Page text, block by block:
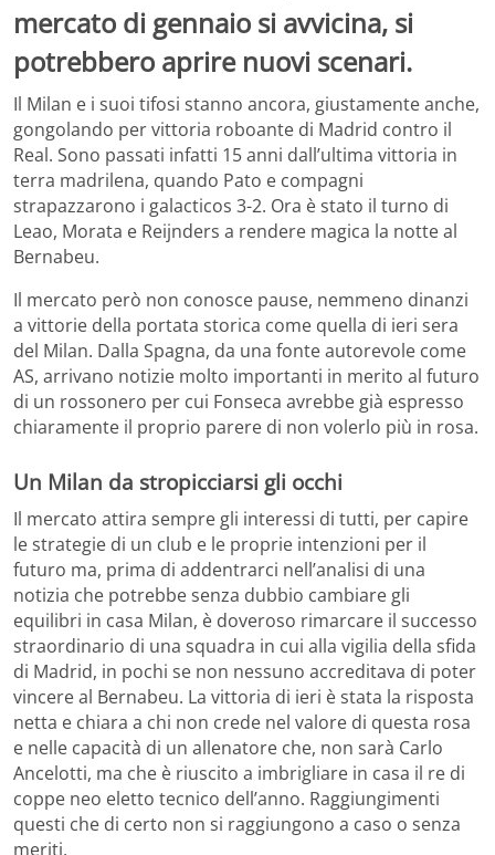
mercato di gennaio si avvicina, si
potrebbero aprire nuovi scenari.
Il Milan e i suoi tifosi stanno ancora, giustamente anche,
gongolando per vittoria roboante di Madrid contro il
Real. Sono passati infatti 15 anni dall’ultima vittoria in
terra madrilena, quando Pato e compagni
strapazzarono i galacticos 3-2. Ora è stato il turno di
Leao, Morata e Reijnders a rendere magica la notte al
Bernabeu.
Il mercato però non conosce pause, nemmeno dinanzi
a vittorie della portata storica come quella di ieri sera
del Milan. Dalla Spagna, da una fonte autorevole come
AS, arrivano notizie molto importanti in merito al futuro
di un rossonero per cui Fonseca avrebbe già espresso
chiaramente il proprio parere di non volerlo più in rosa.
Un Milan da stropicciarsi gli occhi
Il mercato attira sempre gli interessi di tutti, per capire
le strategie di un club e le proprie intenzioni per il
futuro ma, prima di addentrarci nell’analisi di una
notizia che potrebbe senza dubbio cambiare gli
equilibri in casa Milan, è doveroso rimarcare il successo
straordinario di una squadra in cui alla vigilia della sfida
di Madrid, in pochi se non nessuno accreditava di poter
vincere al Bernabeu. La vittoria di ieri è stata la risposta
netta e chiara a chi non crede nel valore di questa rosa
e nelle capacità di un allenatore che, non sarà Carlo
Ancelotti, ma che è riuscito a imbrigliare in casa il re di
coppe neo eletto tecnico dell’anno. Raggiungimenti
questi che di certo non si raggiungono a caso o senza
meriti.